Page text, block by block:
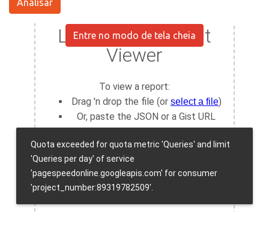
Analisar
Entre no modo de tela cheia